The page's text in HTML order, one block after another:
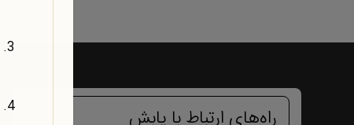
راه‌های ارتباط با یابش